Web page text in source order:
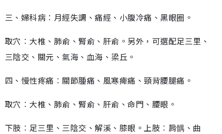
三、婦科病︰月經失調、痛經、小腹冷痛、黑眼圈。
取穴︰大椎、肺俞、腎俞、肝俞。另外，可選配足三里、
三陰交、關元、氣海、血海、梁丘。
四、慢性疼痛︰關節腫痛、風寒痺痛、頸背腰腿痛。
取穴︰大椎、肺俞、腎俞、肝俞、命門、腰眼。
下肢︰足三里、三陰交、解溪、膝眼。上肢︰肩髃、曲